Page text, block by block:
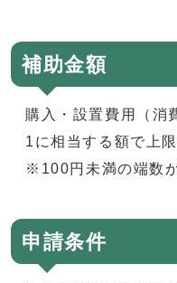
補助金額
購入・設置費用（消
1に相当する額で上
※100円未満の端数
申請条件